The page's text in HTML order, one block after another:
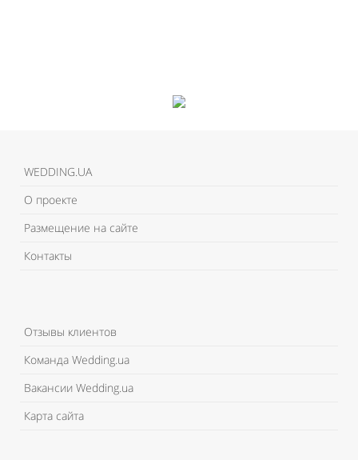
WEDDING.UA
О проекте
Размещение на сайте
Контакты
Отзывы клиентов
Команда Wedding.ua
Вакансии Wedding.ua
Карта сайта